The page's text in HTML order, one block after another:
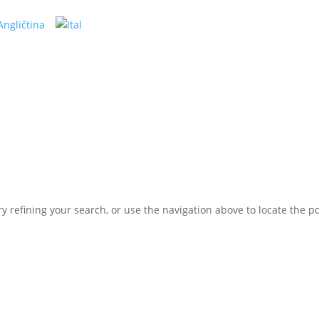
refining your search, or use the navigation above to locate the